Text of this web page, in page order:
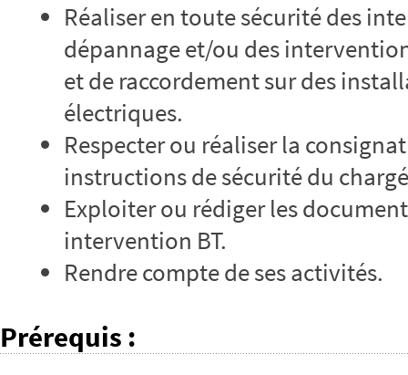
Réaliser en toute sécurité des
dépannage et/ou des
et de raccordement sur des
électriques.
Respecter ou réaliser la
instructions de sécurité du
Exploiter ou rédiger les
intervention BT.
Rendre compte de ses activités.
Prérequis :